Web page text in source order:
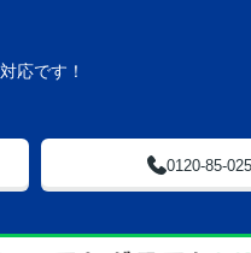
応です！
0120-85-